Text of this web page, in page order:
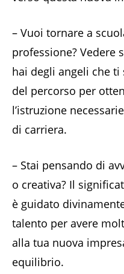
– Vuoi tornare a
professione? Vedere
hai degli angeli che
del percorso per
l’istruzione
di carriera.
– Stai pensando di
o creativa? Il
è guidato
talento per avere
alla tua nuova
equilibrio.